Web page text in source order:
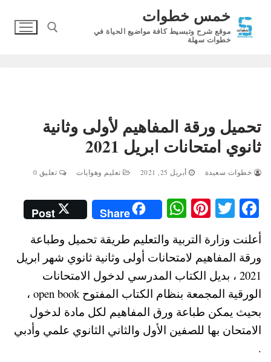
المحتوى
خمس خطوات
موقع شرح وتبسيط كافة مواضيع الحياة في
خطوات سهلة
تحميل ورقة المفاهيم لأولى وثانية
ثانوي امتحانات ابريل 2021
خطوات سعيدة أبريل 25, 2021 تعليم وهوايات تعليق 0
Fa
bo
ok
T
wi
tte
r
Pi
er
es
t
W
ha
ts
A
pp
Share
Post
أعلنت وزارة التربية والتعليم طريقة تحميل وطباعة
ورقة المفاهيم لامتحانات أولى وثانية ثانوي شهر ابريل
2021 ، بديل الكتاب المدرسي لدخول الامتحانات
الورقية المجمعة بنظام الكتاب المفتوح open book ،
بحيث يمكن طباعة ورق المفاهيم لكل مادة لدخول
الامتحان بها للصفين الأول والثاني الثانوي علمي وأدبي
.